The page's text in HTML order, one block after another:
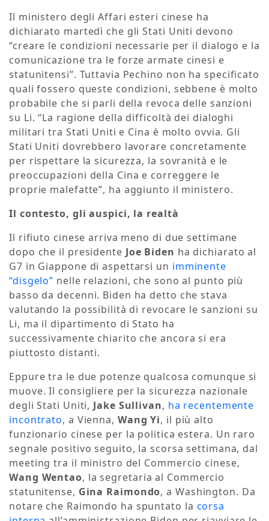
Il ministero degli Affari esteri cinese ha
dichiarato martedì che gli Stati Uniti devono
“creare le condizioni necessarie per il dialogo e la
comunicazione tra le forze armate cinesi e
statunitensi”. Tuttavia Pechino non ha specificato
quali fossero queste condizioni, sebbene è molto
probabile che si parli della revoca delle sanzioni
su Li. “La ragione della difficoltà dei dialoghi
militari tra Stati Uniti e Cina è molto ovvia. Gli
Stati Uniti dovrebbero lavorare concretamente
per rispettare la sicurezza, la sovranità e le
preoccupazioni della Cina e correggere le
proprie malefatte”, ha aggiunto il ministero.
Il contesto, gli auspici, la realtà
Il rifiuto cinese arriva meno di due settimane
dopo che il presidente Joe Biden ha dichiarato al
G7 in Giappone di aspettarsi un imminente
“disgelo” nelle relazioni, che sono al punto più
basso da decenni. Biden ha detto che stava
valutando la possibilità di revocare le sanzioni su
Li, ma il dipartimento di Stato ha
successivamente chiarito che ancora si era
piuttosto distanti.
Eppure tra le due potenze qualcosa comunque si
muove. Il consigliere per la sicurezza nazionale
degli Stati Uniti, Jake Sullivan, ha recentemente
incontrato, a Vienna, Wang Yi, il più alto
funzionario cinese per la politica estera. Un raro
segnale positivo seguito, la scorsa settimana, dal
meeting tra il ministro del Commercio cinese,
Wang Wentao, la segretaria al Commercio
statunitense, Gina Raimondo, a Washington. Da
notare che Raimondo ha spuntato la corsa